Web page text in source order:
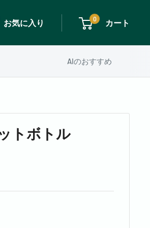
お気に入り 0 カート
AIのおすすめ
トボトル